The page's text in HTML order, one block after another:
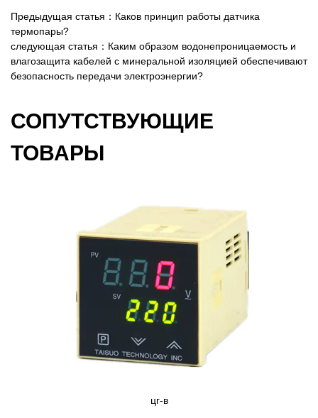
Предыдущая статья：Каков принцип работы датчика
термопары?
следующая статья：Каким образом водонепроницаемость и
влагозащита кабелей с минеральной изоляцией обеспечивают
безопасность передачи электроэнергии?
СОПУТСТВУЮЩИЕ
ТОВАРЫ
цг-в